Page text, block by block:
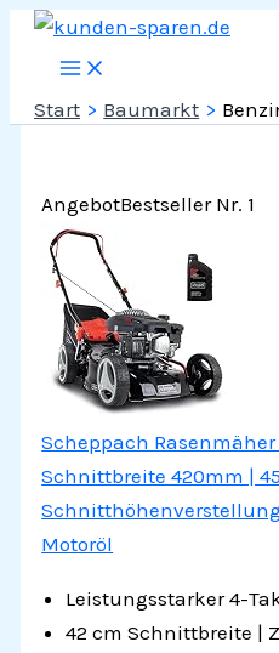
Zum
Inhalt
Start Baumarkt
AngebotBestseller Nr. 1
Scheppach Rasenmäher
Schnittbreite 420mm |
Motoröl
Leistungsstarker 4-
42 cm Schnittbreite |